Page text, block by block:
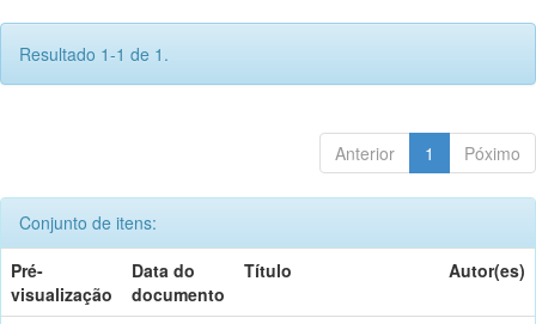
Resultado 1-1 de 1.
Anterior 1 Póximo
Conjunto de itens:
Pré-
visualização
Data do
documento
Título Autor(es)